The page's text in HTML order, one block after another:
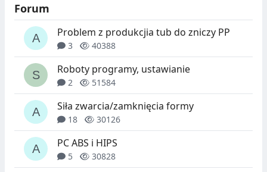
Forum
Problem z produkcjia tub do zniczy PP
3 40388
Roboty programy, ustawianie
2 51584
Siła zwarcia/zamknięcia formy
18 30126
PC ABS i HIPS
5 30828